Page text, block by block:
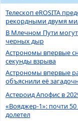
Телескоп eROSITA
рекордными двумя
В Млечном Пути
черных дыр
Астрономы впервые
секунды взрыва
Астрономы впервые
объяснили её
Астероид Апофис в
«Вояджер-1»: почти 50
долетел